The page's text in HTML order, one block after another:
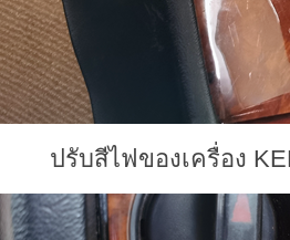
ปรับสีไฟของเครื่อง